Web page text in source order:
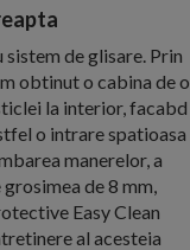
de glisare. Prin
obtinut o cabina de o
la interior, facabd
o intrare spatioasa
manerelor, a
de 8 mm,
Easy Clean
al acesteia